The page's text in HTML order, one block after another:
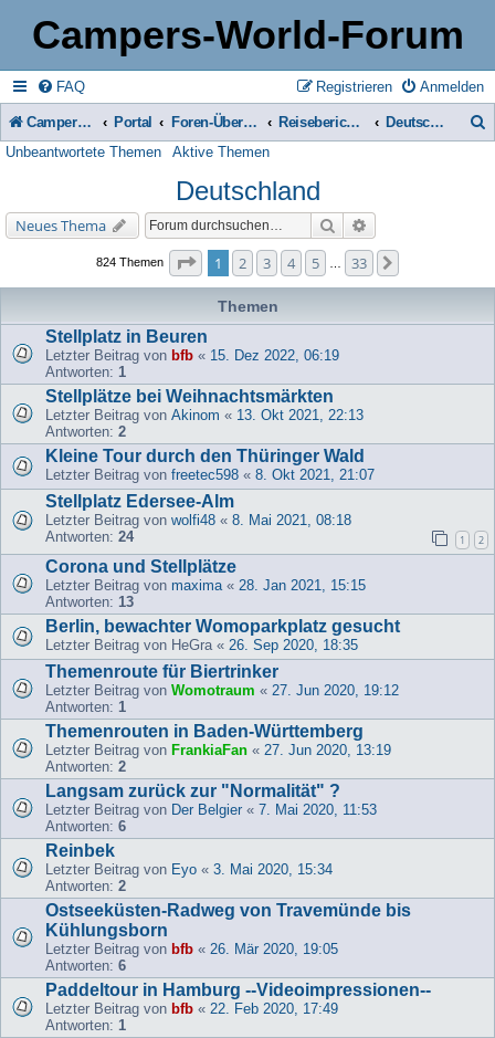
Campers-World-Forum
FAQ Anmelden
Registrieren
Campers-World-Forum Portal Foren-Übersicht Reiseberichte & Reisetipps, Stell- & Campingplätze Deutschland
Unbeantwortete Themen Aktive Themen
Deutschland
Neues Thema Suche
824 Themen Seite von
1 2 3 4 5 33
Themen
Stellplatz in Beuren
Letzter Beitrag von bfb « 15. Dez 2022, 06:19
Antworten: 1
Stellplätze bei Weihnachtsmärkten
Letzter Beitrag von Akinom « 13. Okt 2021, 22:13
Antworten: 2
Kleine Tour durch den Thüringer Wald
Letzter Beitrag von freetec598 « 8. Okt 2021, 21:07
Stellplatz Edersee-Alm
Letzter Beitrag von wolfi48 « 8. Mai 2021, 08:18
Antworten: 24 1 2
Corona und Stellplätze
Letzter Beitrag von maxima « 28. Jan 2021, 15:15
Antworten: 13
Berlin, bewachter Womoparkplatz gesucht
Letzter Beitrag von HeGra « 26. Sep 2020, 18:35
Themenroute für Biertrinker
Letzter Beitrag von Womotraum « 27. Jun 2020, 19:12
Antworten: 1
Themenrouten in Baden-Württemberg
Letzter Beitrag von FrankiaFan « 27. Jun 2020, 13:19
Antworten: 2
Langsam zurück zur "Normalität" ?
Letzter Beitrag von Der Belgier « 7. Mai 2020, 11:53
Antworten: 6
Reinbek
Letzter Beitrag von Eyo « 3. Mai 2020, 15:34
Antworten: 2
Ostseeküsten-Radweg von Travemünde bis
Kühlungsborn
Letzter Beitrag von bfb « 26. Mär 2020, 19:05
Antworten: 6
Paddeltour in Hamburg --Videoimpressionen--
Letzter Beitrag von bfb « 22. Feb 2020, 17:49
Antworten: 1